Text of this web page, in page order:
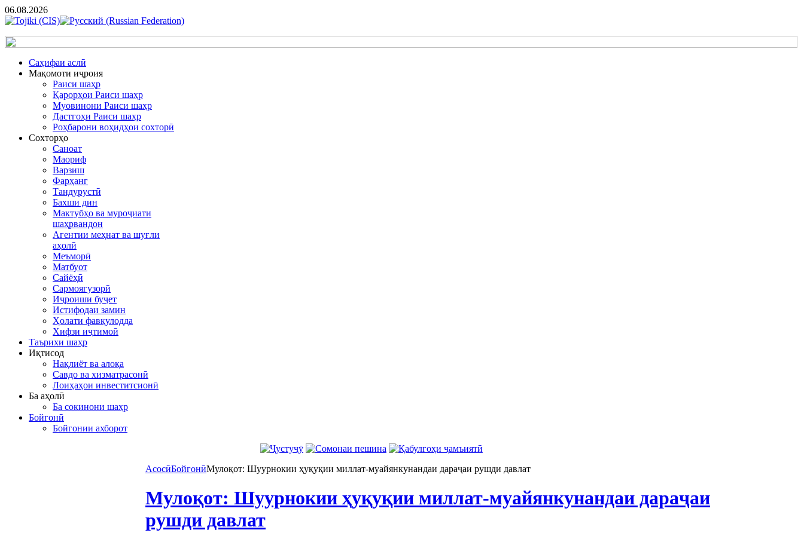
06.08.2026
Cаҳифаи аслӣ
Мақомоти иҷроия
Раиси шаҳр
Қарорҳои Раиси шаҳр
Муовинони Раиси шаҳр
Дастгоҳи Раиси шаҳр
Роҳбарони воҳидҳои сохторӣ
Сохторҳо
Саноат
Маориф
Варзиш
Фарҳанг
Тандурустӣ
Бахши дин
Мактубҳо ва муроҷиати
шаҳрвандон
Агентии меҳнат ва шуғли
аҳолӣ
Меъморӣ
Матбуот
Сайёҳӣ
Сармоягузорӣ
Иҷроиши буҷет
Истифодаи замин
Ҳолати фавқулодда
Хифзи иҷтимоӣ
Таърихи шаҳр
Иқтисод
Нақлиёт ва алоқа
Савдо ва хизматрасонӣ
Лоиҳаҳои инвеститсионӣ
Ба аҳолӣ
Ба сокинони шаҳр
Бойгонӣ
Бойгонии ахборот
АсосӣБойгонӣМулоқот: Шуурнокии ҳуқуқии миллат-муайянкунандаи дараҷаи рушди давлат
Мулоқот: Шуурнокии ҳуқуқии миллат-муайянкунандаи дараҷаи
рушди давлат